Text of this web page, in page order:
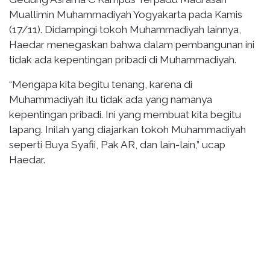
Muallimin Muhammadiyah Yogyakarta pada Kamis
(17/11). Didampingi tokoh Muhammadiyah lainnya,
Haedar menegaskan bahwa dalam pembangunan ini
tidak ada kepentingan pribadi di Muhammadiyah.
“Mengapa kita begitu tenang, karena di
Muhammadiyah itu tidak ada yang namanya
kepentingan pribadi. Ini yang membuat kita begitu
lapang. Inilah yang diajarkan tokoh Muhammadiyah
seperti Buya Syafii, Pak AR, dan lain-lain,” ucap
Haedar.